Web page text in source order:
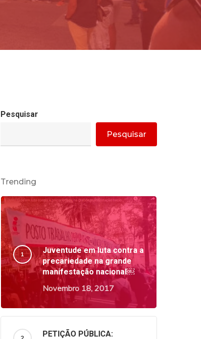
Pesquisar
Pesquisar
Trending
Juventude em luta contra a
precariedade na grande
manifestação nacional￼
Novembro 18, 2017
PETIÇÃO PÚBLICA: